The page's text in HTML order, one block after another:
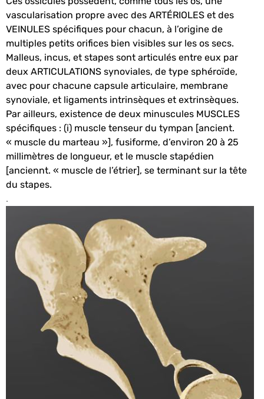
vascularisation propre avec des ARTÉRIOLES et des
VEINULES spécifiques pour chacun, à l’origine de
multiples petits orifices bien visibles sur les os secs.
Malleus, incus, et stapes sont articulés entre eux par
deux ARTICULATIONS synoviales, de type sphéroïde,
avec pour chacune capsule articulaire, membrane
synoviale, et ligaments intrinsèques et extrinsèques.
Par ailleurs, existence de deux minuscules MUSCLES
spécifiques : (i) muscle tenseur du tympan [ancient.
« muscle du marteau »], fusiforme, d’environ 20 à 25
millimètres de longueur, et le muscle stapédien
[anciennt. « muscle de l’étrier], se terminant sur la tête
du stapes.
.